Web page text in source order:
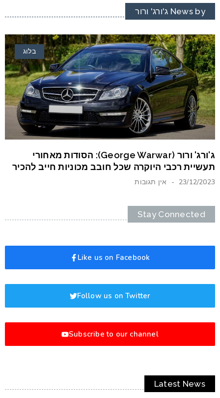
News by ג'ורג' ורור
בלוג
ג'ורג' ורור (George Warwar): הסודות מאחורי
תעשיית רכבי היוקרה שכל חובב מכוניות חייב להכיר
23/12/2023 אין תגובות
Stay Connected
Like us on Facebook
Follow us on Twitter
Subscribe to our channel
Latest News